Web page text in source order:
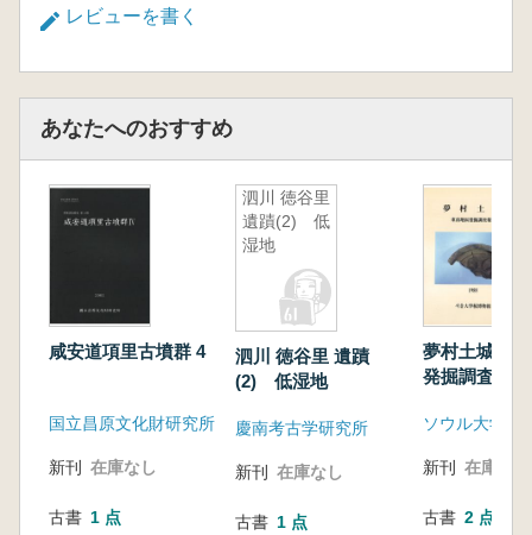
レビューを書く
あなたへのおすすめ
咸安道項里古墳群 4
国立昌原文化財研究所
新刊 在庫なし
古書 1 点
泗川 徳谷里
遺蹟(2) 低
湿地
泗川 徳谷里 遺蹟
(2) 低湿地
慶南考古学研究所
新刊 在庫なし
古書 1 点
夢村土城 東
発掘調査報告
ソウル大学校
新刊 在庫なし
古書 2 点